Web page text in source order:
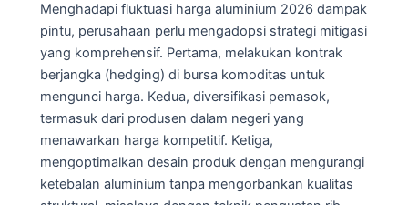
Menghadapi fluktuasi harga aluminium 2026 dampak
pintu, perusahaan perlu mengadopsi strategi mitigasi
yang komprehensif. Pertama, melakukan kontrak
berjangka (hedging) di bursa komoditas untuk
mengunci harga. Kedua, diversifikasi pemasok,
termasuk dari produsen dalam negeri yang
menawarkan harga kompetitif. Ketiga,
mengoptimalkan desain produk dengan mengurangi
ketebalan aluminium tanpa mengorbankan kualitas